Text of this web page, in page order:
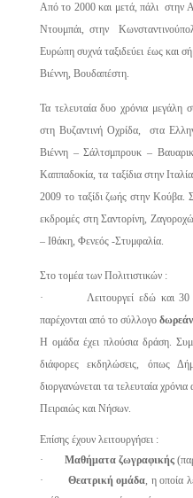
Από το 2000 και μετά, πάλι στην
Ντουμπάι, στην
Ευρώπη συχνά ταξιδεύει έως και
Βιέννη, Βουδαπέστη.
Τα τελευταία δυο χρόνια μεγάλη
στη Βυζαντινή Οχρίδα, στα
Βιέννη – Σάλτσμπρουκ –
Καππαδοκία, τα ταξίδια στην
2009 το ταξίδι ζωής στην Κούβα.
εκδρομές στη Σαντορίνη,
– Ιθάκη, Φενεός -Στυμφαλία.
Στο τομέα των Πολιτιστικών :
· Λειτουργεί εδώ και 30
παρέχονται από το σύλλογοδωρεάν
Η ομάδα έχει πλούσια δράση.
διάφορες εκδηλώσεις, όπως
διοργανώνεται τα τελευταία
Πειραιώς και Νήσων.
Επίσης έχουν λειτουργήσει :
· Μαθήματα ζωγραφικής
· Θεατρική ομάδα, η οποία